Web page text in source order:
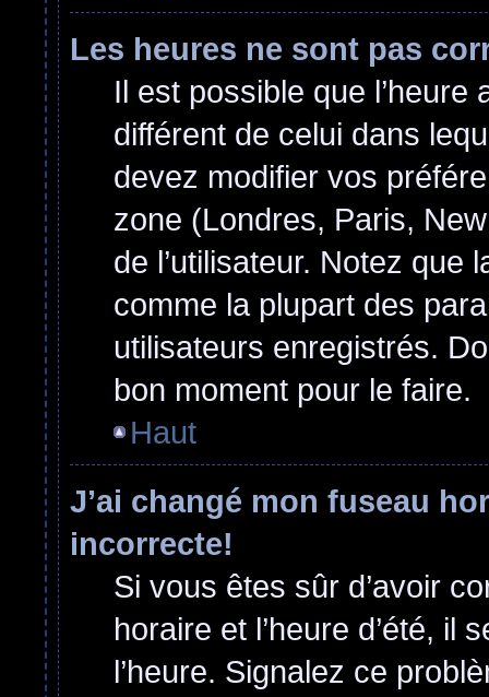
Les heures ne sont pas
Il est possible que
différent de celui dans
devez modifier vos
zone (Londres, Paris,
de l’utilisateur. Notez que
comme la plupart des
utilisateurs enregistrés.
bon moment pour le faire.
Haut
J’ai changé mon fuseau
incorrecte!
Si vous êtes sûr d’avoir
horaire et l’heure d’été, il
l’heure. Signalez ce